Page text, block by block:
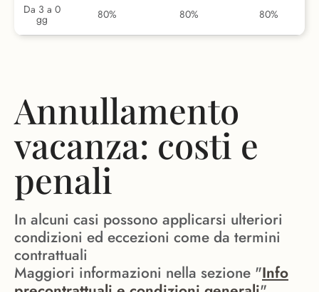
Da 3 a 0
gg 80% 80% 80%
Annullamento
vacanza: costi e
penali
In alcuni casi possono applicarsi ulteriori
condizioni ed eccezioni come da termini
contrattuali
Maggiori informazioni nella sezione "Info